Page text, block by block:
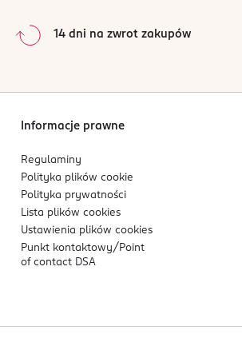
wykończenia manicure.
wgdata: od najnowszej
14 dni na zwrot zakupów
Informacje prawne
Regulaminy
Polityka plikówcookie
Polityka prywatności
Lista plikówcookies
Ustawienia plikówcookies
Punkt kontaktowy/ Point
of contact DSA